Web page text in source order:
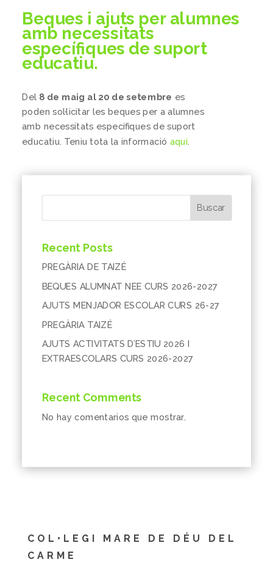
Beques i ajuts per alumnes
amb necessitats
específiques de suport
educatiu.
Del 8 de maig al 20 de setembre es
poden sol·licitar les beques per a alumnes
amb necessitats específiques de suport
educatiu. Teniu tota la informació aquí.
Buscar
Recent Posts
PREGÀRIA DE TAIZÉ
BEQUES ALUMNAT NEE CURS 2026-2027
AJUTS MENJADOR ESCOLAR CURS 26-27
PREGÀRIA TAIZÉ
AJUTS ACTIVITATS D’ESTIU 2026 I
EXTRAESCOLARS CURS 2026-2027
Recent Comments
No hay comentarios que mostrar.
COL•LEGI MARE DE DÉU DEL
CARME